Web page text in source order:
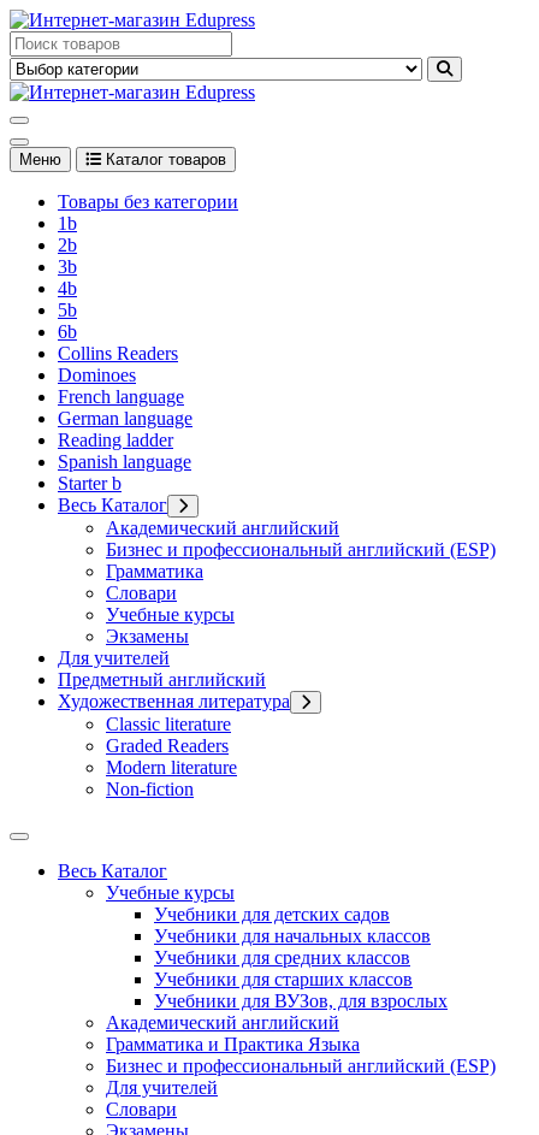
Перейти
к
содержимому
Edupress Uzbekistan, Edupress Узбекистан, книги, учебники на
английском языке
английском языке
Меню Каталог товаров
Товары без категории
1b
2b
3b
4b
5b
6b
Collins Readers
Dominoes
French language
German language
Reading ladder
Spanish language
Starter b
Весь Каталог
Академический английский
Бизнес и профессиональный английский (ESP)
Грамматика
Словари
Учебные курсы
Экзамены
Для учителей
Предметный английский
Художественная литература
Classic literature
Graded Readers
Modern literature
Non-fiction
Весь Каталог
Учебные курсы
Учебники для детских садов
Учебники для начальных классов
Учебники для средних классов
Учебники для старших классов
Учебники для ВУЗов, для взрослых
Академический английский
Грамматика и Практика Языка
Бизнес и профессиональный английский (ESP)
Для учителей
Словари
Экзамены